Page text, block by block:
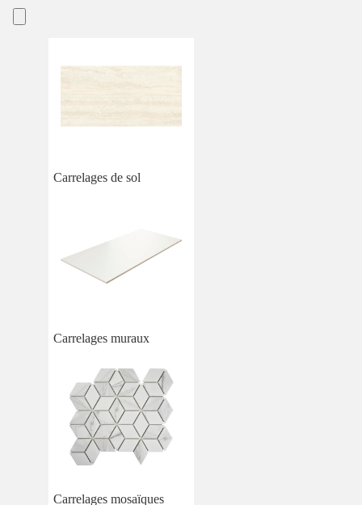
Carrelages de sol
Carrelages muraux
Carrelages mosaïques